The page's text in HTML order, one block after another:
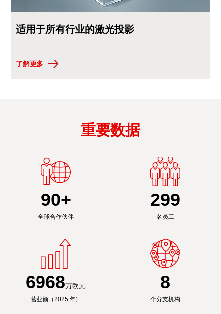
适用于所有行业的激光投影
了解更多
重要数据
90+
全球合作伙伴
300
名员工
6991万欧元
营业额（2025 年）
8
个分支机构